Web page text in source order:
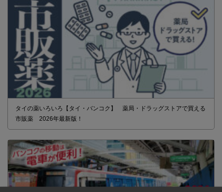
タイの薬いろいろ【タイ・バンコク】 薬局・ドラッグストアで買える
市販薬 2026年最新版！